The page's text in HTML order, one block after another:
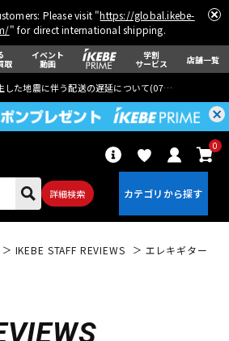
Please visit "https://global.ikebe-
" for direct international shipping.
取
イベント
動画
学割
サービス 店舗一覧
した地震に伴う配送の遅延について(07月29日
詳細検索
0
IKEBE STAFF REVIEWS エレキギター